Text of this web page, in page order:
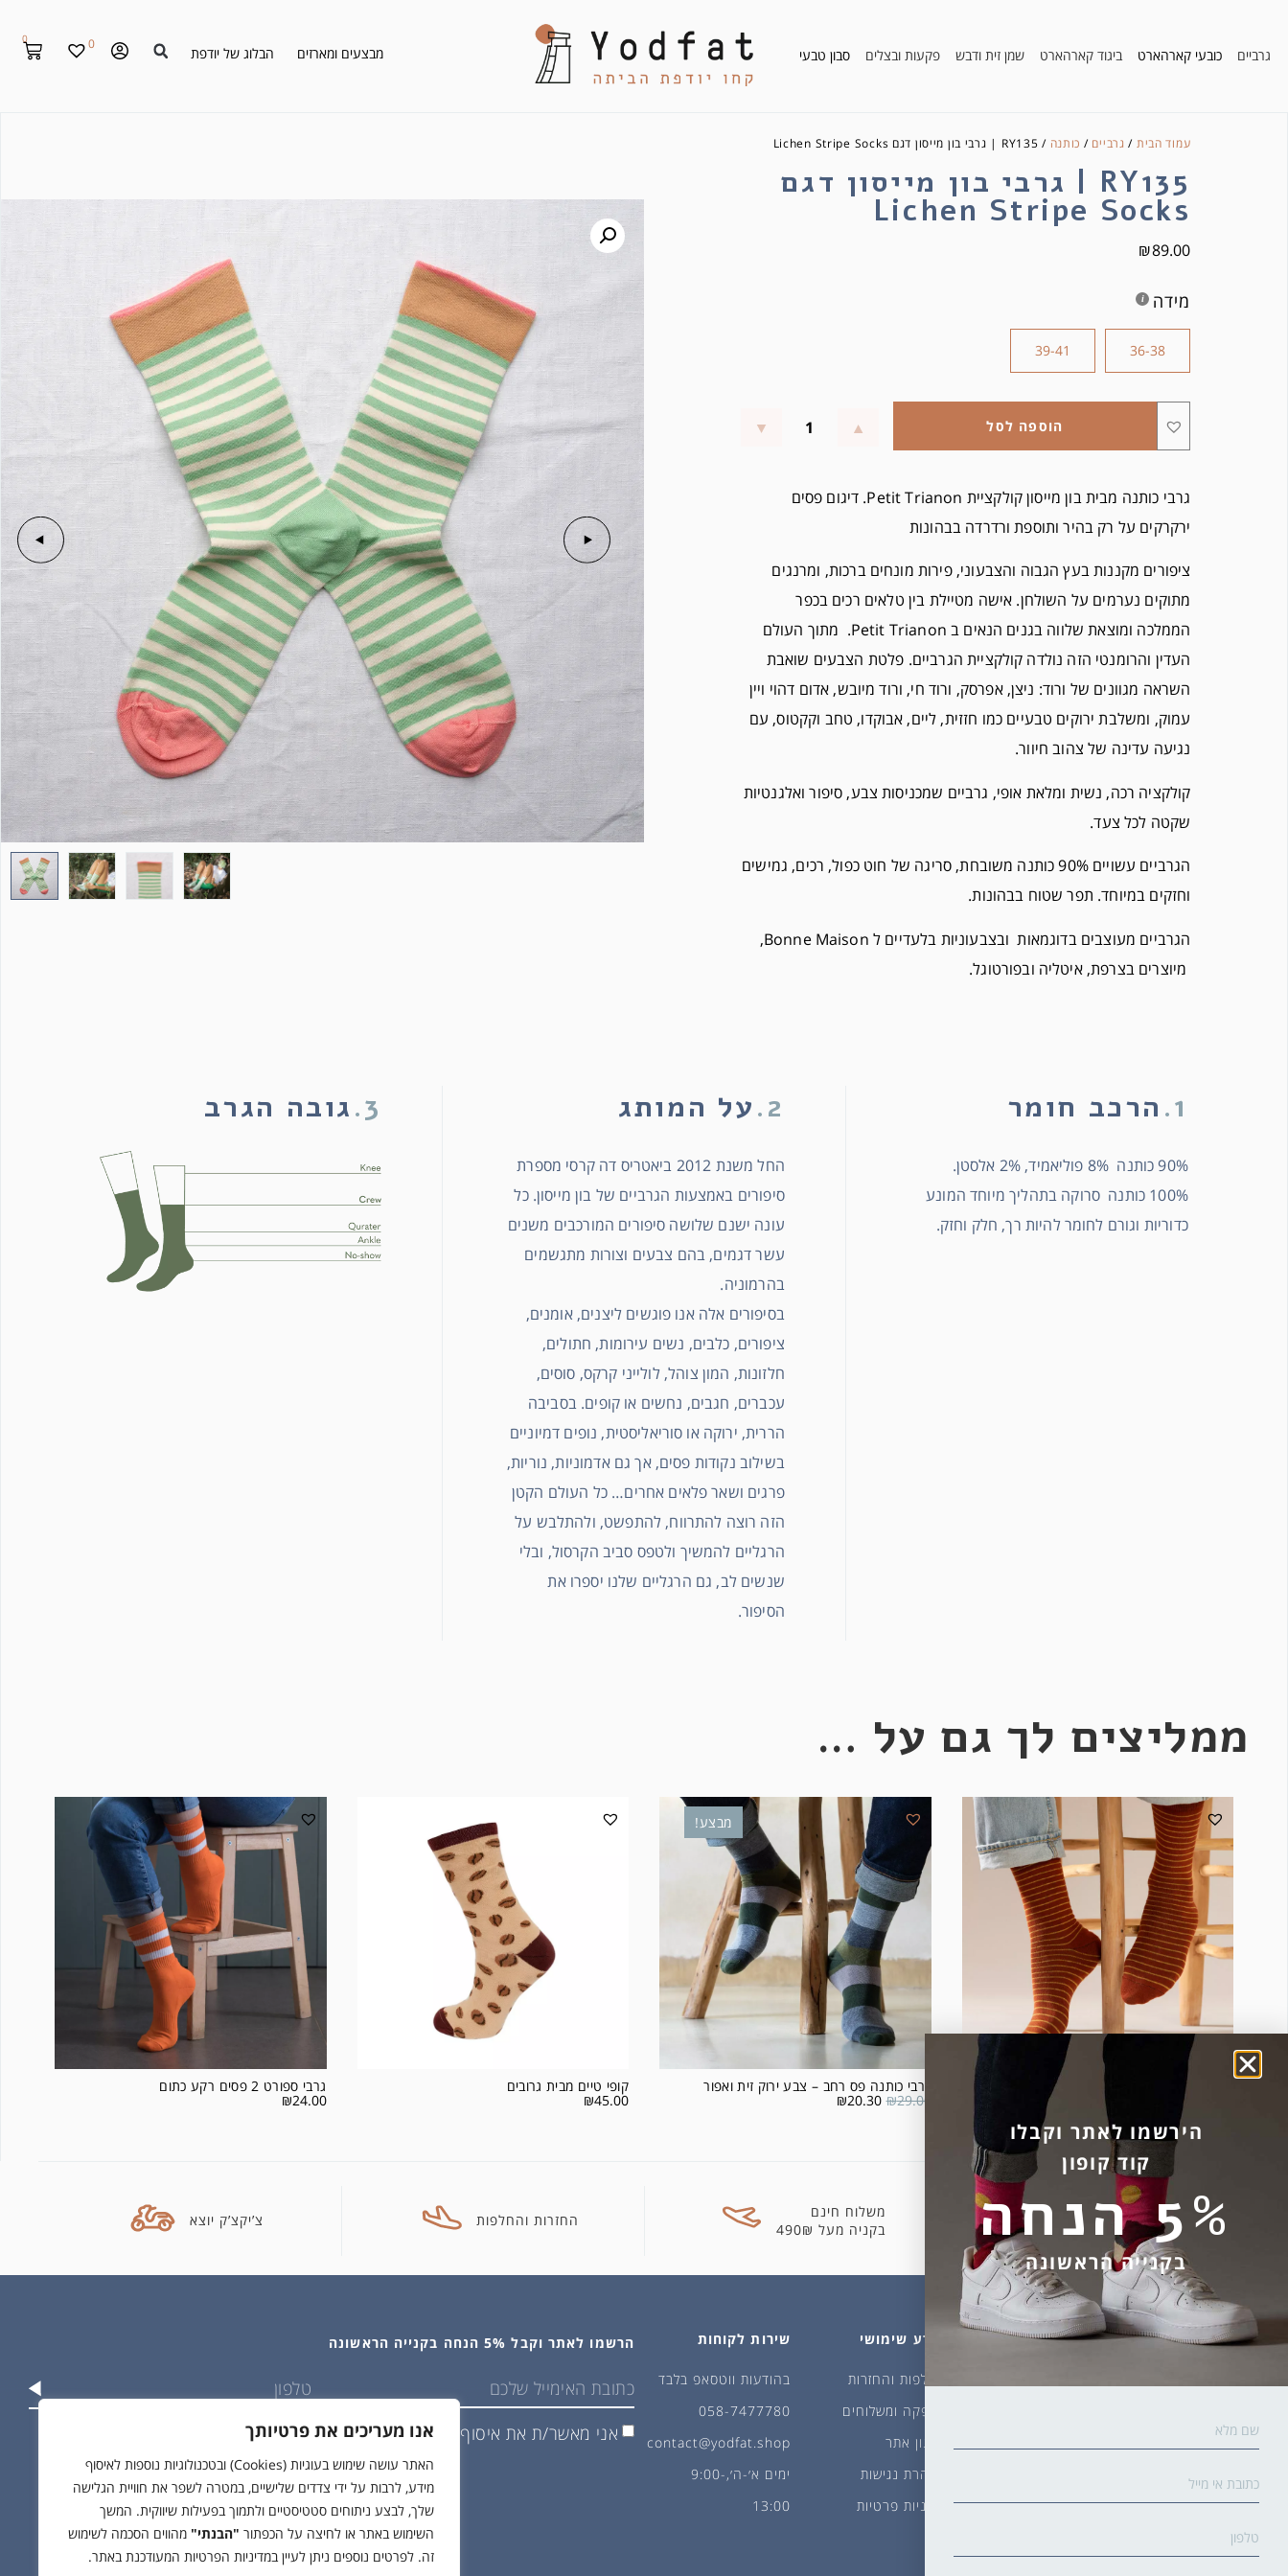
אנו מעריכים את פרטיותך
האתר עושה שימוש בעוגיות (Cookies) ובטכנולוגיות נוספות לאיסוף
מידע, לרבות על ידי צדדים שלישיים, במטרה לשפר את חוויית הגלישה
שלך, לבצע ניתוחים סטטיסטיים ולתמוך בפעילות שיווקית. המשך
השימוש באתר או לחיצה על הכפתור "הבנתי" מהווים הסכמה לשימוש
זה. לפרטים נוספים ניתן לעיין במדיניות הפרטיות המעודכנת באתר.
0 0
מבצעים ומארזים הבלוג של יודפת סבון טבעי פקעות ובצלים שמן זית ודבש ביגוד קארהארט כובעי קארהארט גרביים
עמוד הבית / גרביים / כותנה / RY135 | גרבי בון מייסון דגם Lichen Stripe Socks
RY135 | גרבי בון מייסון דגם
Lichen Stripe Socks
₪89.00
מידה
36-38
39-41
הוספה לסל
גרבי כותנה מבית בון מייסון קולקציית Petit Trianon. דיגום פסים
ירקרקים על רק בהיר ותוספת ורדרדה בבהונות
ציפורים מקננות בעץ הגבוה והצבעוני, פירות מונחים ברכות, ומרנגים
מתוקים נערמים על השולחן. אישה מטיילת בין טלאים רכים בכפר
הממלכה ומוצאת שלווה בגנים הנאים ב Petit Trianon. מתוך העולם
העדין והרומנטי הזה נולדה קולקציית הגרביים. פלטת הצבעים שואבת
השראה מגוונים של ורוד: ניצן, אפרסק, ורוד חי, ורוד מיובש, אדום דהוי ויין
עמוק, ומשלבת ירוקים טבעיים כמו חזזית, ליים, אבוקדו, טחב וקקטוס, עם
נגיעה עדינה של צהוב חיוור.
קולקציה רכה, נשית ומלאת אופי, גרביים שמכניסות צבע, סיפור ואלגנטיות
שקטה לכל צעד.
הגרביים עשויים 90% כותנה משובחת, סריגה של חוט כפול, רכים, גמישים
וחזקים במיוחד. תפר שטוח בבהונות.
הגרביים מעוצבים בדוגמאות ובצבעוניות בלעדיים ל Bonne Maison,
מיוצרים בצרפת, איטליה ובפורטוגל.
1. הרכב חומר
90% כותנה 8% פוליאמיד, 2% אלסטן.
100% כותנה סרוקה בתהליך מיוחד המונע
כדוריות וגורם לחומר להיות רך, חלק וחזק.
2. על המותג
החל משנת 2012 ביאטריס דה קרסי מספרת
סיפורים באמצעות הגרביים של בון מייסון. כל
עונה ישנם שלושה סיפורים המורכבים משנים
עשר דגמים, בהם צבעים וצורות מתגשמים
בהרמוניה.
בסיפורים אלה אנו פוגשים ליצנים, אומנים,
ציפורים, כלבים, נשים עירומות, חתולים,
חלזונות, המון צוהל, לולייני קרקס, סוסים,
עכברים, חגבים, נחשים או קופים. בסביבה
הררית, ירוקה או סוריאליסטית, נופים דמיוניים
בשילוב נקודות פסים, אך גם אדמוניות, נוריות,
פרגים ושאר פלאים אחרים… כל העולם הקטן
הזה רוצה להתרווח, להתפשט, ולהתלבש על
הרגליים להמשיך ולטפס סביב הקרסול, ובלי
שנשים לב, גם הרגליים שלנו יספרו את
הסיפור.
3. גובה הגרב
ממליצים לך גם על …
גרבי כותנה פס דק – צבע חמרה
מבצע!
גרבי כותנה פס רחב – צבע ירוק זית ואפור
₪29.00
₪20.30
קופי טיים מבית גרובים
₪45.00
גרבי ספורט 2 פסים רקע כתום
₪24.00
קניה מאובטחת
משלוח חינם
בקניה מעל 490₪
החזרות והחלפות צ’יקצ’ק יוצא
מהחנות
ארכיון
גרביים עד הבית
עלינו מידע שימושי
החלפות והחזרות
אספקה ומשלוחים
תקנון אתר
הצהרת נגישות
מדיניות פרטיות
שירות לקוחות
בהודעות ווטסאפ בלבד
058-7477780
contact@yodfat.shop
ימים א׳-ה׳,9:00-
13:00
הרשמו לאתר וקבל 5% הנחה בקנייה הראשונה
אני מאשר/ת את איסוף ושימוש בפרטים שלי בהתאם למדיניות הפרטיות
הירשמו לאתר וקבלו
קוד קופון
5% הנחה
בקנייה הראשונה